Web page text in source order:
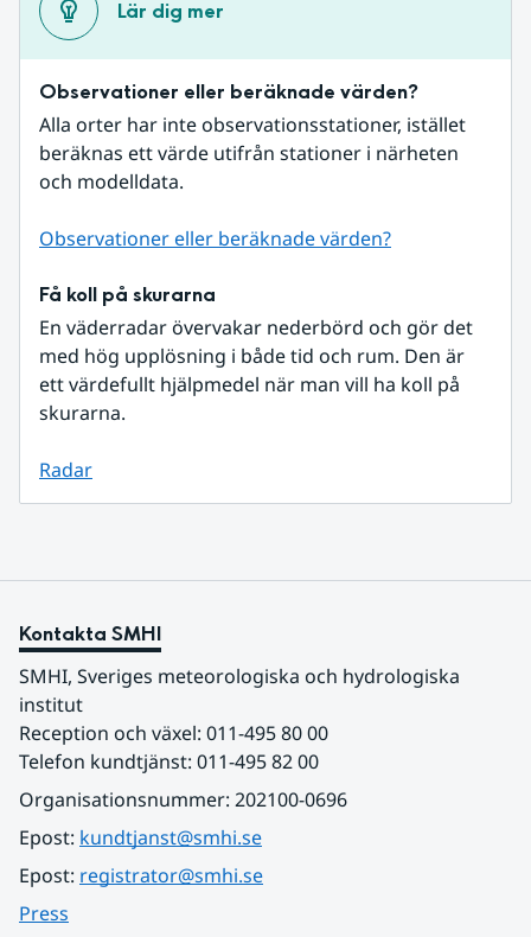
Lär dig mer
Observationer eller beräknade värden?
Alla orter har inte observationsstationer, istället
beräknas ett värde utifrån stationer i närheten
och modelldata.
Observationer eller beräknade värden?
Få koll på skurarna
En väderradar övervakar nederbörd och gör det
med hög upplösning i både tid och rum. Den är
ett värdefullt hjälpmedel när man vill ha koll på
skurarna.
Radar
Kontakta SMHI
SMHI, Sveriges meteorologiska och hydrologiska
institut
Reception och växel: 011-495 80 00
Telefon kundtjänst: 011-495 82 00
Organisationsnummer: 202100-0696
Epost: kundtjanst@smhi.se
Epost: registrator@smhi.se
Press